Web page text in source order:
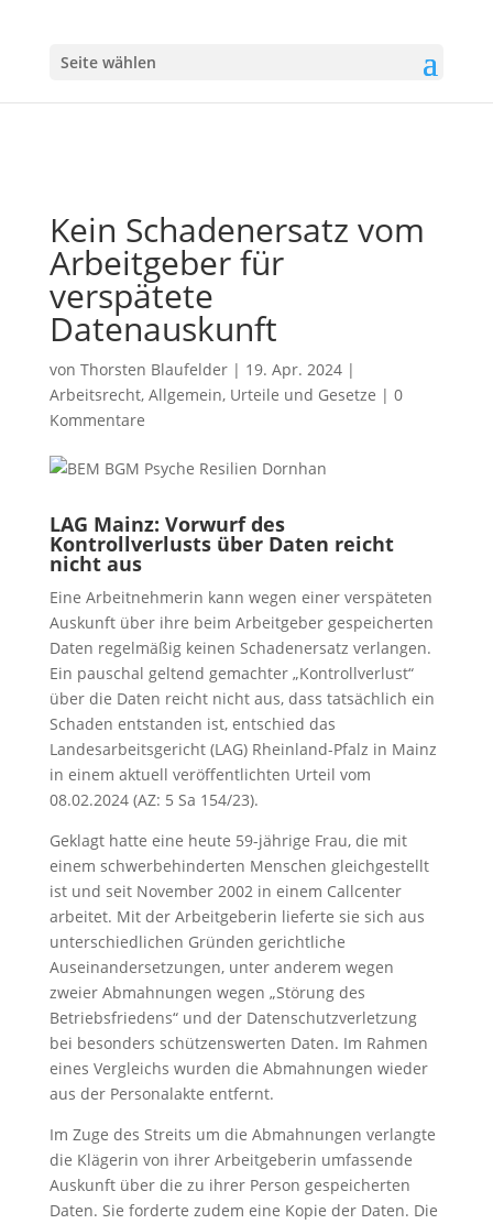
Seite wählen
Kein Schadenersatz vom
Arbeitgeber für
verspätete
Datenauskunft
von Thorsten Blaufelder| 19. Apr. 2024|
Arbeitsrecht, Allgemein, Urteile und Gesetze | 0
Kommentare
LAG Mainz: Vorwurf des
Kontrollverlusts über Daten reicht
nicht aus
Eine Arbeitnehmerin kann wegen einer verspäteten
Auskunft über ihre beim Arbeitgeber gespeicherten
Daten regelmäßig keinen Schadenersatz verlangen.
Ein pauschal geltend gemachter „Kontrollverlust“
über die Daten reicht nicht aus, dass tatsächlich ein
Schaden entstanden ist, entschied das
Landesarbeitsgericht (LAG) Rheinland-Pfalz in Mainz
in einem aktuell veröffentlichten Urteil vom
08.02.2024 (AZ: 5 Sa 154/23).
Geklagt hatte eine heute 59-jährige Frau, die mit
einem schwerbehinderten Menschen gleichgestellt
ist und seit November 2002 in einem Callcenter
arbeitet. Mit der Arbeitgeberin lieferte sie sich aus
unterschiedlichen Gründen gerichtliche
Auseinandersetzungen, unter anderem wegen
zweier Abmahnungen wegen „Störung des
Betriebsfriedens“ und der Datenschutzverletzung
bei besonders schützenswerten Daten. Im Rahmen
eines Vergleichs wurden die Abmahnungen wieder
aus der Personalakte entfernt.
Im Zuge des Streits um die Abmahnungen verlangte
die Klägerin von ihrer Arbeitgeberin umfassende
Auskunft über die zu ihrer Person gespeicherten
Daten. Sie forderte zudem eine Kopie der Daten. Die